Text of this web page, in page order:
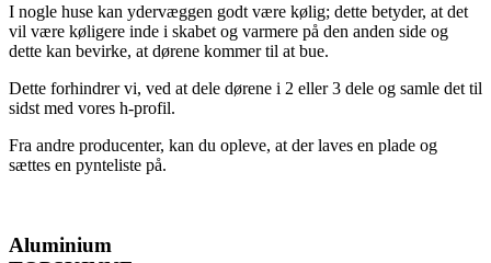
I nogle huse kan ydervæggen godt være kølig; dette betyder, at det
vil være køligere inde i skabet og varmere på den anden side og
dette kan bevirke, at dørene kommer til at bue.
Dette forhindrer vi, ved at dele dørene i 2 eller 3 dele og samle det til
sidst med vores h-profil.
Fra andre producenter, kan du opleve, at der laves en plade og
sættes en pynteliste på.
Aluminium